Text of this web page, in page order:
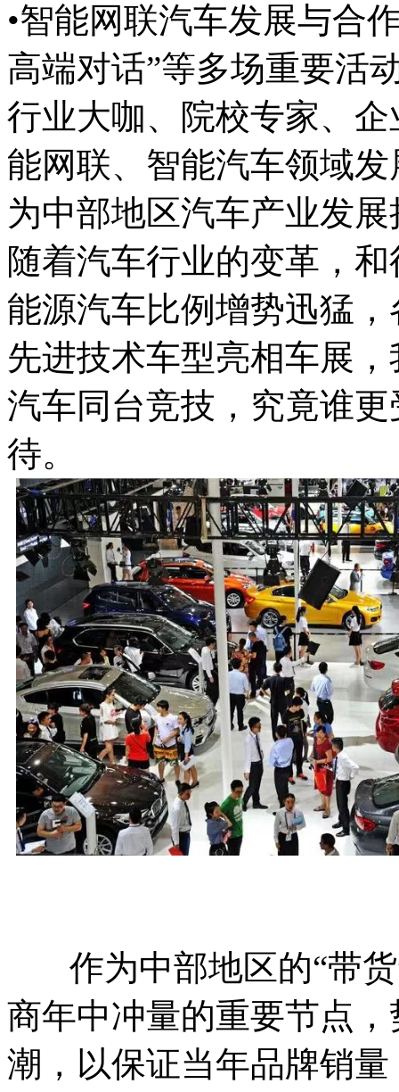
•智能网联汽车发展与合
高端对话”等多场重要活
行业大咖、院校专家、
能网联、智能汽车领域
为中部地区汽车产业发
随着汽车行业的变革，
能源汽车比例增势迅猛
先进技术车型亮相车展
汽车同台竞技，究竟谁
待。
作为中部地区的“带货
商年中冲量的重要节点
潮，以保证当年品牌销